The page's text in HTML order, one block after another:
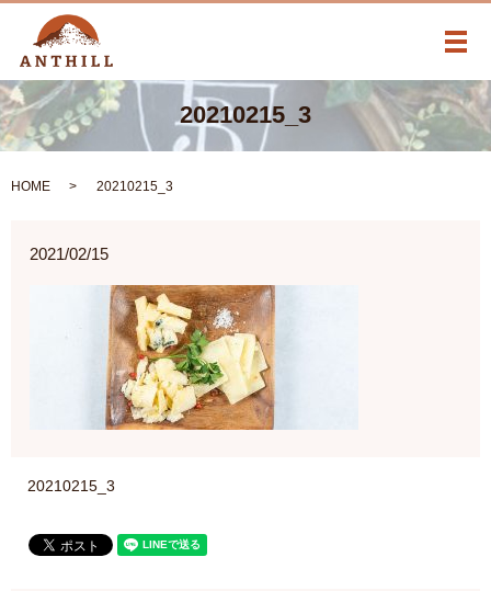
メ
20210215_3
HOME 20210215_3
2021/02/15
20210215_3